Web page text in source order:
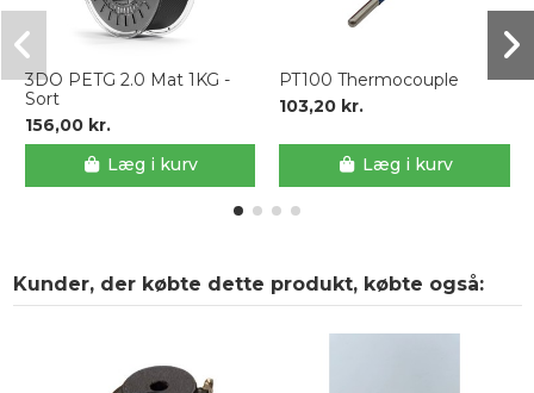
3DO PETG 2.0 Mat 1KG -
Sort
156,00 kr.
Læg i kurv
PT100 Thermocouple
103,20 kr.
Læg i kurv
Kunder, der købte dette produkt, købte også: